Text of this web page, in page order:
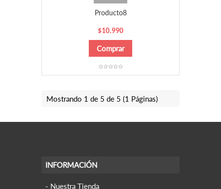
Producto8
$10.990
Mostrando 1 de 5 de 5 (1 Páginas)
INFORMACIÓN
Nuestra Tienda